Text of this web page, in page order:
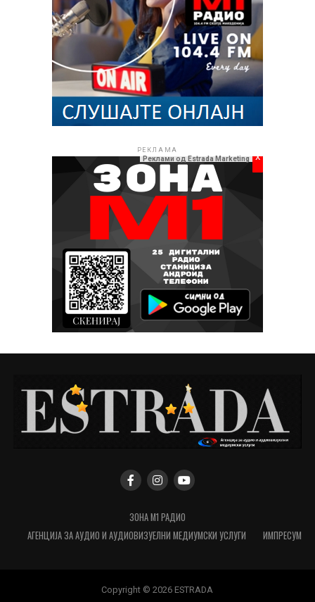
РЕКЛАМА
Реклами од Estrada Marketing x
ЗОНА М1 РАДИО
АГЕНЦИЈА ЗА АУДИО И АУДИОВИЗУЕЛНИ МЕДИУМСКИ УСЛУГИ
ИМПРЕСУМ
Copyright © 2026 ESTRADA